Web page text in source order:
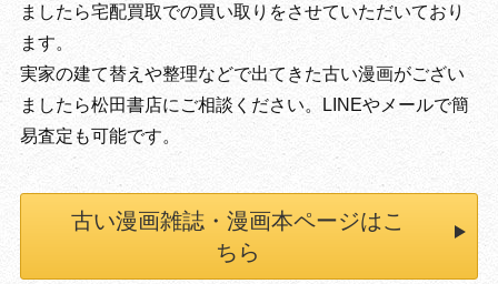
ましたら宅配買取での買い取りをさせていただいており
ます。
実家の建て替えや整理などで出てきた古い漫画がござい
ましたら松田書店にご相談ください。LINEやメールで簡
易査定も可能です。
古い漫画雑誌・漫画本ページはこ
ちら